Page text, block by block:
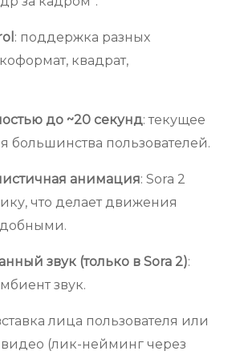
: поддержка разных
квадрат,
до ~20 секунд: текущее
большинства пользователей.
анимация: Sora 2
что делает движения
звук (только в Sora 2):
звук.
лица пользователя или
(лик-нейминг через